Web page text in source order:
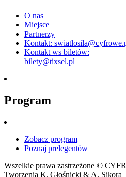
O nas
Miejsce
Partnerzy
Kontakt:
Kontakt ws biletów:
bilety@tixsel.pl
Program
Zobacz program
Poznaj prelegentów
Wszelkie prawa zastrzeżone ©
Tworzenia K. Głośnicki & A. Sikora